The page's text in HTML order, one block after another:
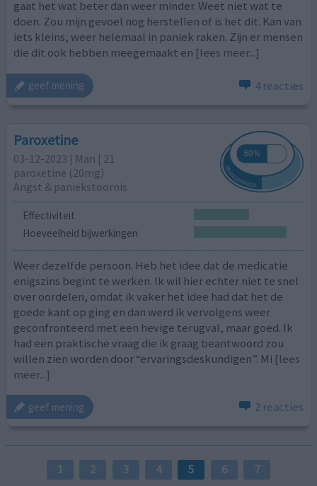
gaat het wat beter dan weer minder. Weet niet wat te
doen. Zou mijn gevoel nog herstellen of is het dit. Kan van
iets kleins, weer helemaal in paniek raken. Zijn er mensen
die dit ook hebben meegemaakt en [lees meer...]
geef mening 4 reacties
Paroxetine
03-12-2023 | Man | 21
paroxetine (20mg)
Angst & paniekstoornis
Effectiviteit
Hoeveelheid bijwerkingen
Weer dezelfde persoon. Heb het idee dat de medicatie
enigszins begint te werken. Ik wil hier echter niet te snel
over oordelen, omdat ik vaker het idee had dat het de
goede kant op ging en dan werd ik vervolgens weer
geconfronteerd met een hevige terugval, maar goed. Ik
had een praktische vraag die ik graag beantwoord zou
willen zien worden door “ervaringsdeskundigen”. Mi [lees
meer...]
geef mening 2 reacties
1 2 3 4 5 6 7